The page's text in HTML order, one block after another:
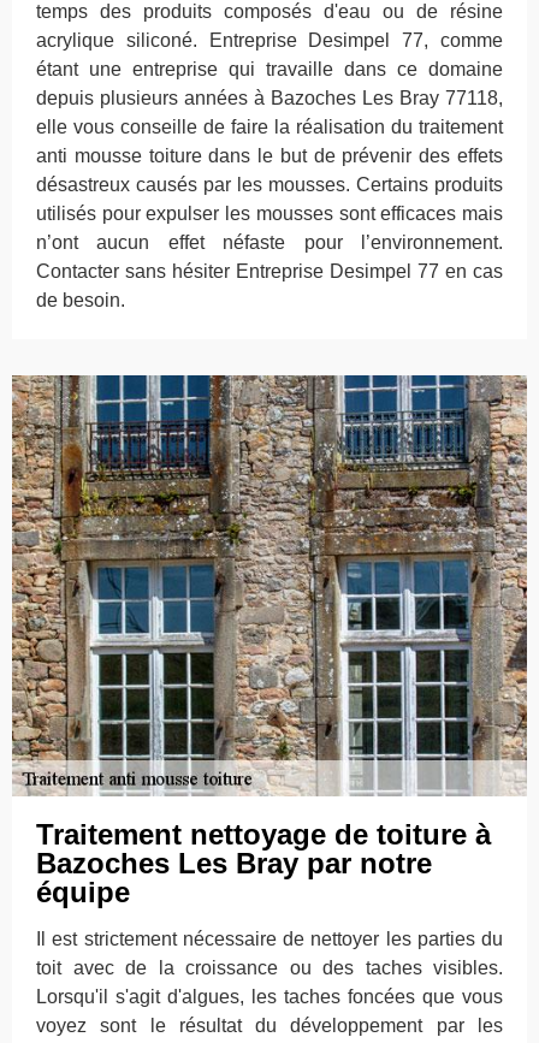
temps des produits composés d'eau ou de résine
acrylique siliconé. Entreprise Desimpel 77, comme
étant une entreprise qui travaille dans ce domaine
depuis plusieurs années à Bazoches Les Bray 77118,
elle vous conseille de faire la réalisation du traitement
anti mousse toiture dans le but de prévenir des effets
désastreux causés par les mousses. Certains produits
utilisés pour expulser les mousses sont efficaces mais
n’ont aucun effet néfaste pour l’environnement.
Contacter sans hésiter Entreprise Desimpel 77 en cas
de besoin.
Traitement nettoyage de toiture à
Bazoches Les Bray par notre
équipe
Il est strictement nécessaire de nettoyer les parties du
toit avec de la croissance ou des taches visibles.
Lorsqu'il s'agit d'algues, les taches foncées que vous
voyez sont le résultat du développement par les